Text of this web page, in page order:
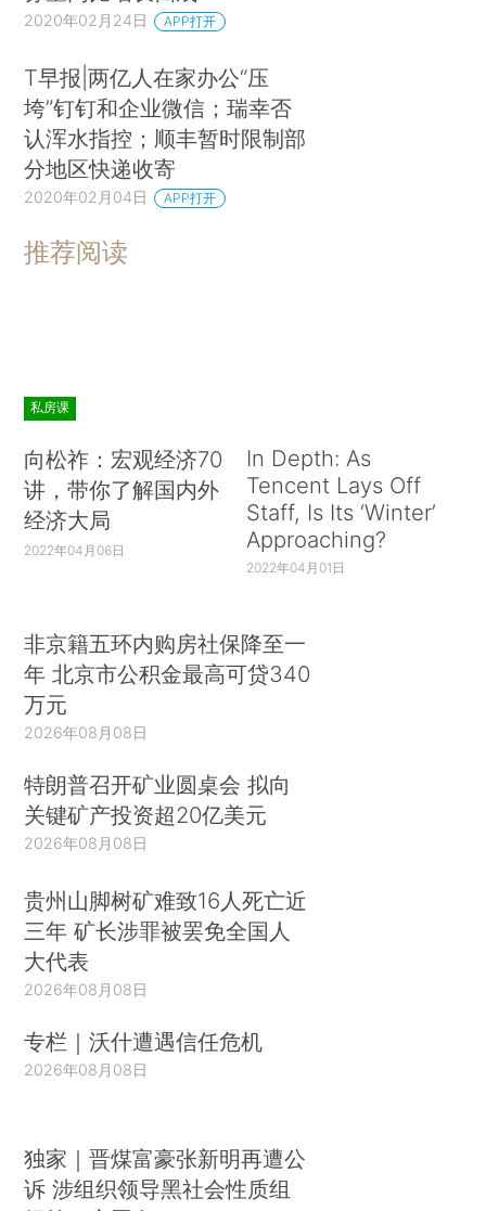
2020年02月24日 APP打开
T早报|两亿人在家办公“压
垮”钉钉和企业微信；瑞幸否
认浑水指控；顺丰暂时限制部
分地区快递收寄
2020年02月04日 APP打开
推荐阅读
私房课
向松祚：宏观经济70
讲，带你了解国内外
经济大局
2022年04月06日
In Depth: As
Tencent Lays Off
Staff, Is Its ‘Winter’
Approaching?
2022年04月01日
非京籍五环内购房社保降至一
年 北京市公积金最高可贷340
万元
2026年08月08日
特朗普召开矿业圆桌会 拟向
关键矿产投资超20亿美元
2026年08月08日
贵州山脚树矿难致16人死亡近
三年 矿长涉罪被罢免全国人
大代表
2026年08月08日
专栏｜沃什遭遇信任危机
2026年08月08日
独家｜晋煤富豪张新明再遭公
诉 涉组织领导黑社会性质组